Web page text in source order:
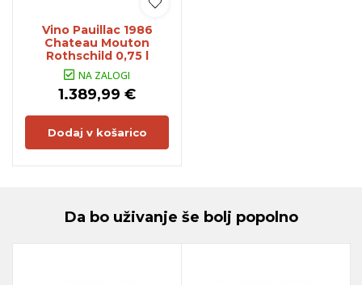
Vino Pauillac 1986
Chateau Mouton
Rothschild 0,75 l
NA ZALOGI
1.389,99 €
Dodaj v košarico
Da bo uživanje še bolj popolno